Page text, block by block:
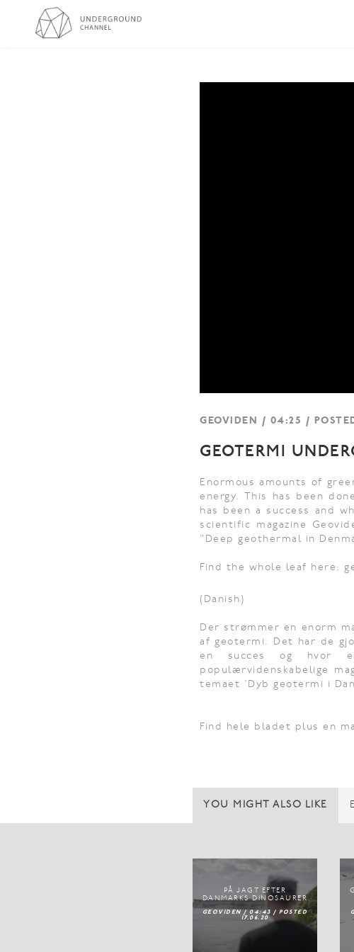
GEOVIDEN / 04:25 /
GEOTERMI
Enormous amounts of
energy. This has been
has been a success and
scientific magazine
"Deep geothermal in
Find the whole leaf here:
(Danish)
Der strømmer en enorm
af geotermi. Det har de
en succes og hvor
populærvidenskabelige
temaet ’Dyb geotermi i
Find hele bladet plus en
YOU MIGHT ALSO LIKE
PÅ JAGT EFTER
DANMARKS DINOSAURER
GEOVIDEN / 04:43 / POSTED
17.06.20